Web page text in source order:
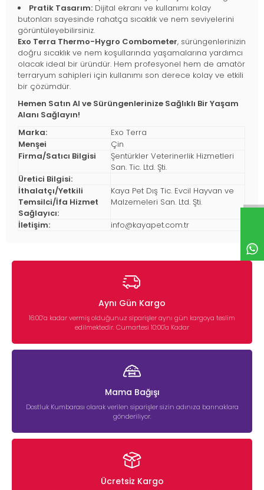
Pratik Tasarım: Dijital ekranı ve kullanımı kolay
butonları sayesinde rahatça sıcaklık ve nem seviyelerini
görüntüleyebilirsiniz.
Exo Terra Thermo-Hygro Combometer, sürüngenlerinizin
doğru sıcaklık ve nem koşullarında yaşamalarına yardımcı
olacak ideal bir üründür. Hem profesyonel hem de amatör
terraryum sahipleri için kullanımı son derece kolay ve etkili
bir çözümdür.
Hemen Satın Al ve Sürüngenlerinize Sağlıklı Bir Yaşam
Alanı Sağlayın!
Marka:
Exo Terra
Menşei
Çin
Firma/Satıcı Bilgisi
Şentürkler Veterinerlik Hizmetleri
San. Tic. Ltd. Şti.
Üretici Bilgisi:
İthalatçı/Yetkili
Temsilci/İfa Hizmet
Sağlayıcı:
Kaya Pet Dış Tic. Evcil Hayvan ve
Malzemeleri San. Ltd. Şti.
İletişim: info@kayapet.com.tr
Aynı Gün Kargo
16:00’a kadar vermiş olduğunuz siparişler aynı gün kargoya teslim
edilmektedir. Cumartesi 10:00'a Kadar
Mama Bağışı
Dostluk Kumbarası olarak verilen siparişler sizin adınıza barınaklara
gönderiliyor.
Ücretsiz Kargo